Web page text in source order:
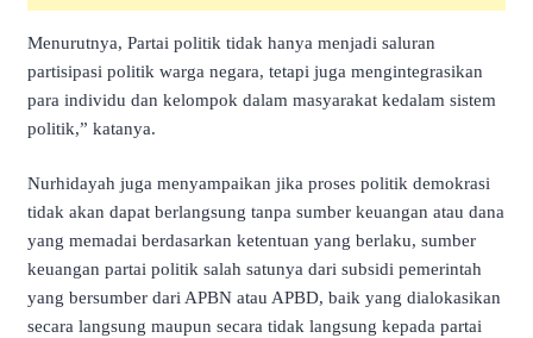
Menurutnya, Partai politik tidak hanya menjadi saluran
partisipasi politik warga negara, tetapi juga mengintegrasikan
para individu dan kelompok dalam masyarakat kedalam sistem
politik,” katanya.
Nurhidayah juga menyampaikan jika proses politik demokrasi
tidak akan dapat berlangsung tanpa sumber keuangan atau dana
yang memadai berdasarkan ketentuan yang berlaku, sumber
keuangan partai politik salah satunya dari subsidi pemerintah
yang bersumber dari APBN atau APBD, baik yang dialokasikan
secara langsung maupun secara tidak langsung kepada partai